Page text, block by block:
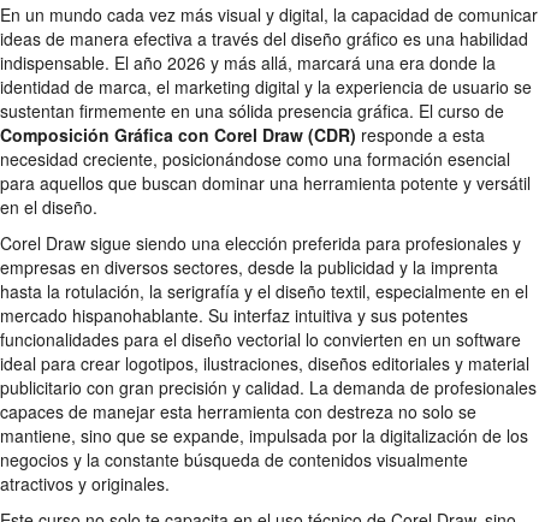
En un mundo cada vez más visual y digital, la capacidad de comunicar
ideas de manera efectiva a través del diseño gráfico es una habilidad
indispensable. El año 2026 y más allá, marcará una era donde la
identidad de marca, el marketing digital y la experiencia de usuario se
sustentan firmemente en una sólida presencia gráfica. El curso de
Composición Gráfica con Corel Draw (CDR) responde a esta
necesidad creciente, posicionándose como una formación esencial
para aquellos que buscan dominar una herramienta potente y versátil
en el diseño.
Corel Draw sigue siendo una elección preferida para profesionales y
empresas en diversos sectores, desde la publicidad y la imprenta
hasta la rotulación, la serigrafía y el diseño textil, especialmente en el
mercado hispanohablante. Su interfaz intuitiva y sus potentes
funcionalidades para el diseño vectorial lo convierten en un software
ideal para crear logotipos, ilustraciones, diseños editoriales y material
publicitario con gran precisión y calidad. La demanda de profesionales
capaces de manejar esta herramienta con destreza no solo se
mantiene, sino que se expande, impulsada por la digitalización de los
negocios y la constante búsqueda de contenidos visualmente
atractivos y originales.